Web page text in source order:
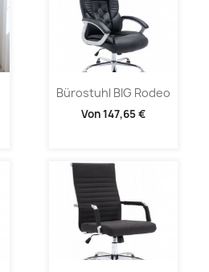
Bürostuhl BIG Rodeo
Von147,65 €